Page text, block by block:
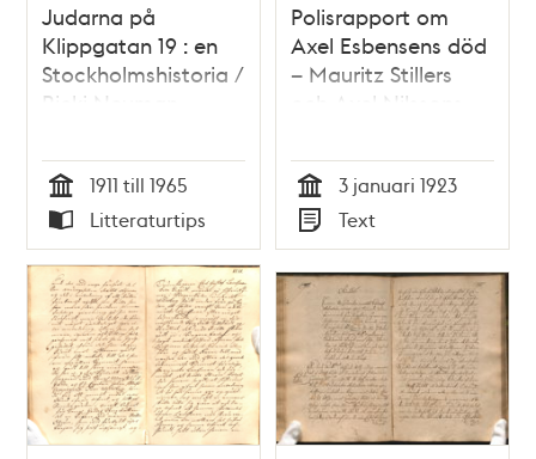
Judarna på
Klippgatan 19 : en
Stockholmshistoria /
Ricki Neuman
Tid
1911 till 1965
Typ
Litteraturtips
Polisrapport om
Axel Esbensens död
– Mauritz Stillers
och Axel Nilssons
Tid
3 januari 1923
Typ
Text